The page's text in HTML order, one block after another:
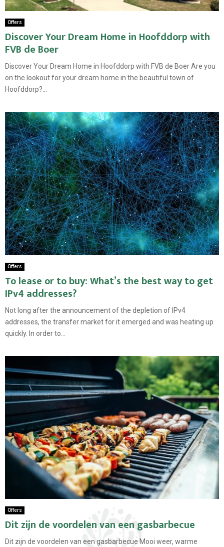
Offers
Discover Your Dream Home in Hoofddorp with
FVB de Boer
Discover Your Dream Home in Hoofddorp with FVB de Boer Are you
on the lookout for your dream home in the beautiful town of
Hoofddorp?...
Offers
To lease or to buy: What’s the best way to get
IPv4 addresses?
Not long after the announcement of the depletion of IPv4
addresses, the transfer market for it emerged and was heating up
quickly. In order to...
Offers
Dit zijn de voordelen van een gasbarbecue
Dit zijn de voordelen van een gasbarbecue Mooi weer, warme